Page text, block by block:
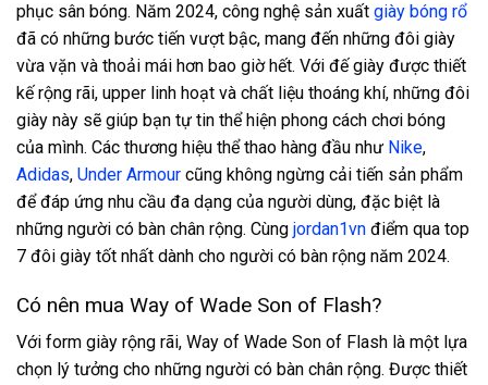
phục sân bóng. Năm 2024, công nghệ sản xuất giày bóng rổ
đã có những bước tiến vượt bậc, mang đến những đôi giày
vừa vặn và thoải mái hơn bao giờ hết. Với đế giày được thiết
kế rộng rãi, upper linh hoạt và chất liệu thoáng khí, những đôi
giày này sẽ giúp bạn tự tin thể hiện phong cách chơi bóng
của mình. Các thương hiệu thể thao hàng đầu như Nike,
Adidas, Under Armour cũng không ngừng cải tiến sản phẩm
để đáp ứng nhu cầu đa dạng của người dùng, đặc biệt là
những người có bàn chân rộng. Cùng jordan1vn điểm qua top
7 đôi giày tốt nhất dành cho người có bàn rộng năm 2024.
Có nên mua Way of Wade Son of Flash?
Với form giày rộng rãi, Way of Wade Son of Flash là một lựa
chọn lý tưởng cho những người có bàn chân rộng. Được thiết